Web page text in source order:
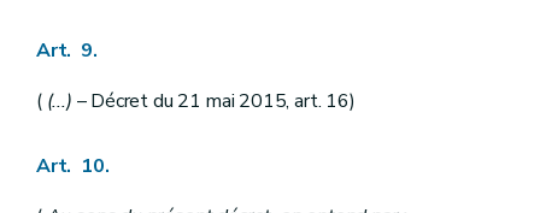
Art. 9.
( (...) – Décret du 21 mai 2015, art. 16)
Art. 10.